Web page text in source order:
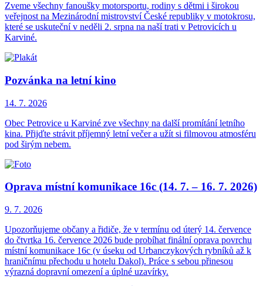
Zveme všechny fanoušky motorsportu, rodiny s dětmi i širokou
veřejnost na Mezinárodní mistrovství České republiky v motokrosu,
které se uskuteční v neděli 2. srpna na naší trati v Petrovicích u
Karviné.
Pozvánka na letní kino
14. 7. 2026
Obec Petrovice u Karviné zve všechny na další promítání letního
kina. Přijďte strávit příjemný letní večer a užít si filmovou atmosféru
pod širým nebem.
Oprava místní komunikace 16c (14. 7. – 16. 7. 2026)
9. 7. 2026
Upozorňujeme občany a řidiče, že v termínu od úterý 14. července
do čtvrtka 16. července 2026 bude probíhat finální oprava povrchu
místní komunikace 16c (v úseku od Urbanczykových rybníků až k
hraničnímu přechodu u hotelu Dakol). Práce s sebou přinesou
výrazná dopravní omezení a úplné uzavírky.